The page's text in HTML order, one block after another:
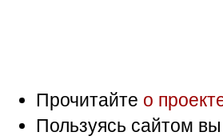
Прочитайте о
Пользуясь сайтом